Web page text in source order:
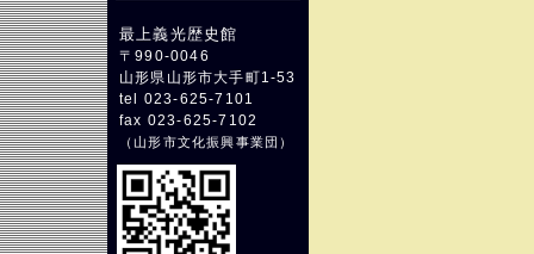
最上義光歴史館
〒990-0046
山形県山形市大手町1-53
tel 023-625-7101
fax 023-625-7102
（山形市文化振興事業団 ）